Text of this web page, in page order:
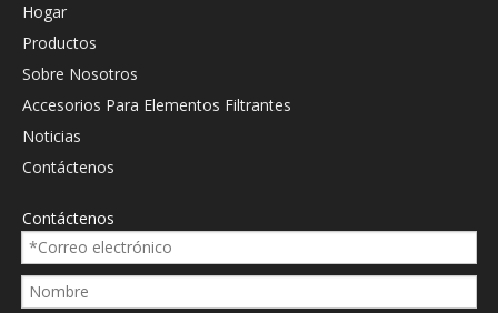
Hogar
Productos
Sobre Nosotros
Accesorios Para Elementos Filtrantes
Noticias
Contáctenos
Contáctenos